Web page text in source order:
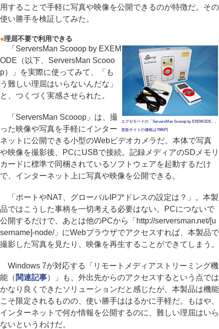
用することで手軽に写真や映像を公開できるのが特徴だ。その
使い勝手を検証してみた。
●理屈不要で利用できる
エグゼモードの「ServersMan Scooop by EXEMODE」。
直販サイトの価格は7980円
「ServersMan Scooop by EXEM
ODE（以下、ServersMan Scooo
p）」を実際に使ってみて、「も
う難しい理屈はいらないんだな」
と、つくづく実感させられた。
「ServersMan Scooop」は、撮
った映像や写真を手軽にインター
ネットに公開できる小型のWebビデオカメラだ。本体で写真
や映像を撮影後、PCにUSBで接続。記録メディアのSDメモリ
カードに標準で同梱されているソフトウェアを起動するだけ
で、インターネット上に写真や映像を公開できる。
「ポートやNAT、グローバルIPアドレスの設定は？」。本製
品ではこうした事柄を一切考える必要はない。PCにつないで
公開するだけで、あとは他のPCから「http://serversman.net/[u
sername]-node/」にWebブラウザでアクセスすれば、本製品で
撮影した写真を見たり、映像を再生することができてしまう。
Windows 7が対応する「リモートメディアストリーミング機
能（ 関連記事）」も、外出先からのアクセスするという点では
かなり良くできたソリューションだと感じたが、本製品は機能
こそ限定されるものの、使い勝手ははるかに手軽だ。もはや、
インターネットで何か情報を公開するのに、難しい理屈はいら
ないというわけだ。